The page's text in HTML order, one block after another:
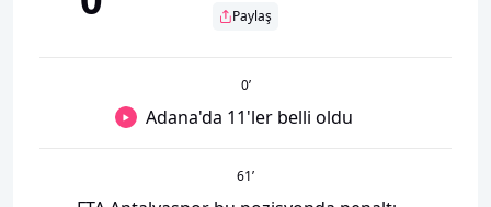
Paylaş
0’
Adana'da 11'ler belli oldu
61’